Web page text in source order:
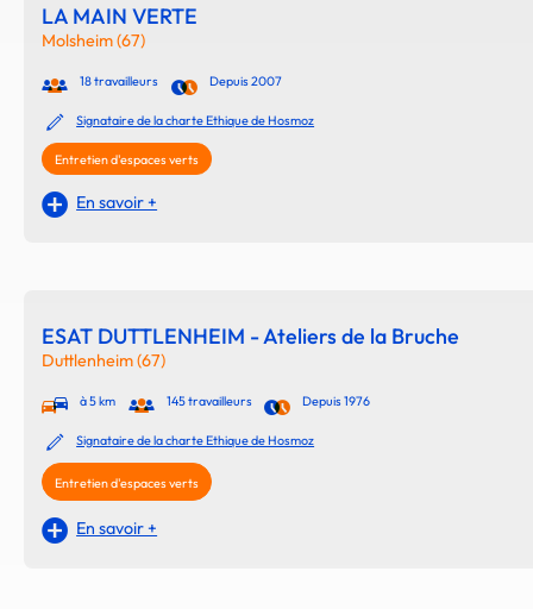
LA MAIN VERTE
Molsheim (67)
18 travailleurs Depuis 2007
Signataire de la charte Ethique de Hosmoz
Entretien d'espaces verts
En savoir +
ESAT DUTTLENHEIM - Ateliers de la Bruche
Duttlenheim (67)
à 5 km 145 travailleurs Depuis 1976
Signataire de la charte Ethique de Hosmoz
Entretien d'espaces verts
En savoir +